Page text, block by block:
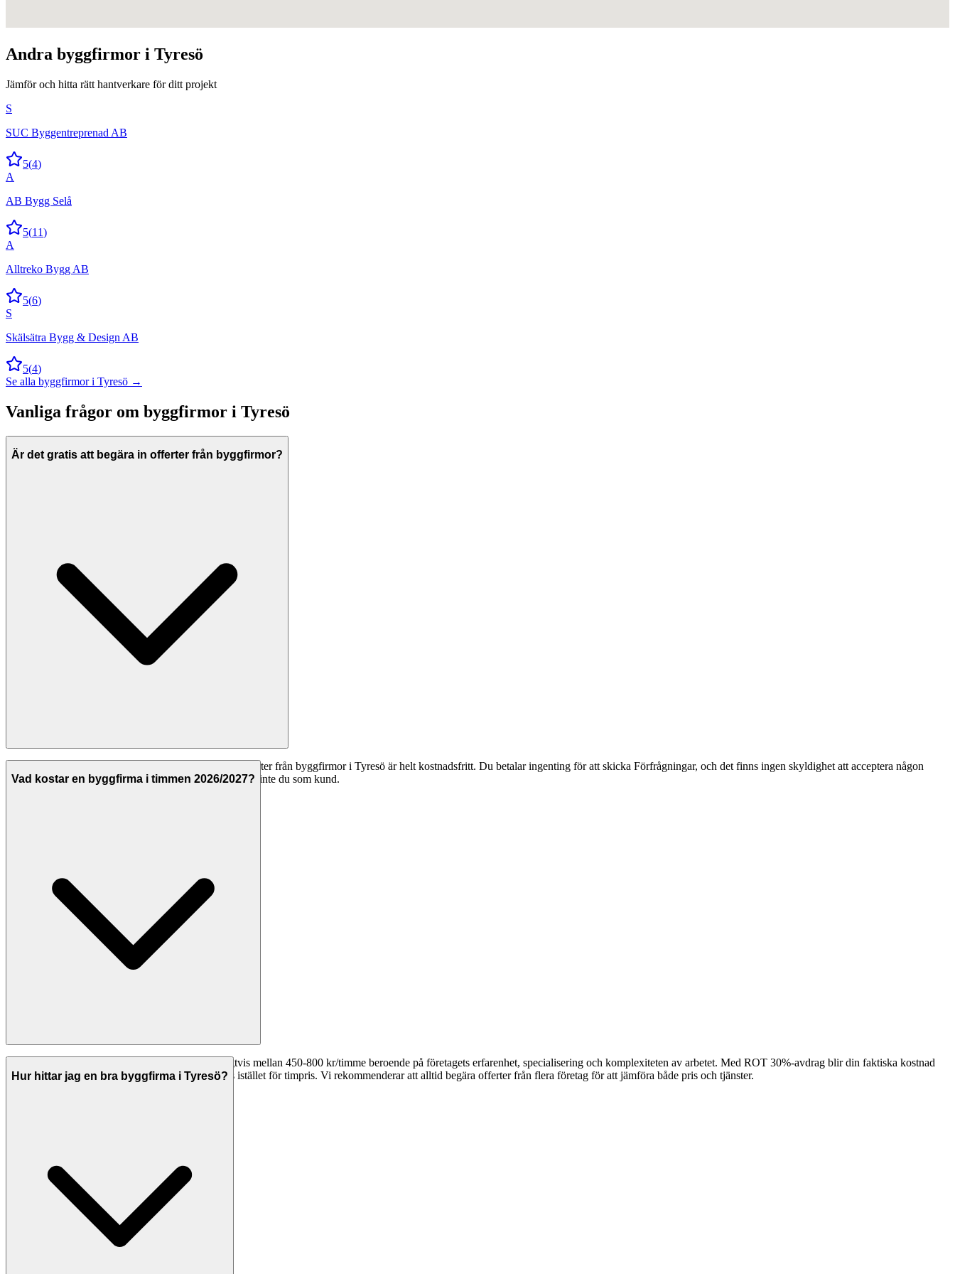
Andra byggfirmor i Tyresö
Jämför och hitta rätt hantverkare för ditt projekt
S
SUC Byggentreprenad AB
5(4)
A
AB Bygg Selå
5(11)
A
Alltreko Bygg AB
5(6)
S
Skälsätra Bygg & Design AB
5(4)
Se alla byggfirmori Tyresö →
Vanliga frågor om byggfirmor i Tyresö
Är det gratis att begära in offerter från byggfirmor?
Ja, att använda Svenska Hantverkare för att jämföra offerter från byggfirmor i Tyresö är helt kostnadsfritt. Du betalar ingenting för att skicka Förfrågningar, och det finns ingen skyldighet att acceptera någon
offert. Hantverkarna betalar för att synas på plattformen, inte du som kund.
Vad kostar en byggfirma i timmen 2026/2027?
Timpriserna för byggfirmor i Tyresö varierar vanligtvis mellan 450-800 kr/timme beroende på företagets erfarenhet, specialisering och komplexiteten av arbetet. Med ROT 30%-avdrag blir din faktiska kostnad
315-560 kr/timme. Många företag erbjuder fast pris istället för timpris. Vi rekommenderar att alltid begära offerter från flera företag för att jämföra både pris och tjänster.
Hur hittar jag en bra byggfirma i Tyresö?